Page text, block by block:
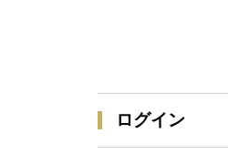
ログイン